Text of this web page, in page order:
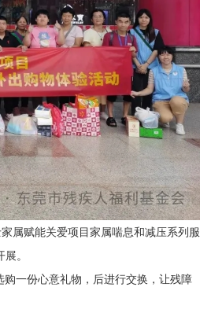
赋能关爱项目家属喘息和减压系列服
。
一份心意礼物，后进行交换，让残障